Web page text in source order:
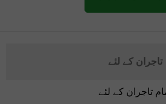
تاجران کے لئے
تاجران کے لئے